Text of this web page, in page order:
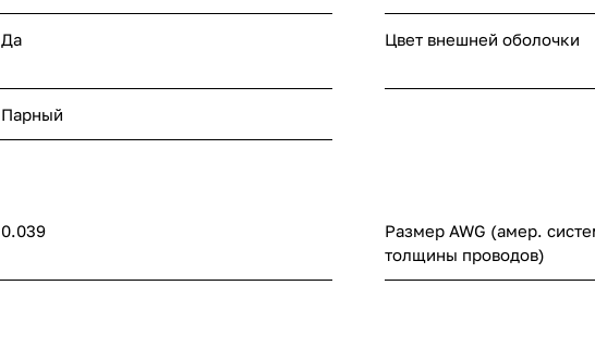
Да Цвет внешней оболочки
Парный
0.039
Размер AWG (амер.
толщины проводов)